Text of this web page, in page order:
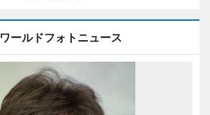
ワールドフォトニュース